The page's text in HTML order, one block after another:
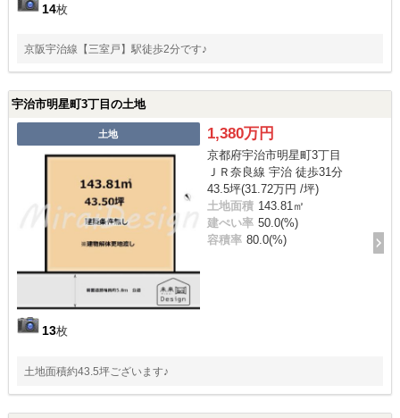
14枚
京阪宇治線【三室戸】駅徒歩2分です♪
宇治市明星町3丁目の土地
土地
13枚
1,380万円
京都府宇治市明星町3丁目
ＪＲ奈良線 宇治 徒歩31分
43.5坪(31.72万円 /坪)
土地面積 143.81㎡
建ぺい率 50.0(%)
容積率 80.0(%)
土地面積約43.5坪ございます♪